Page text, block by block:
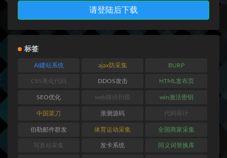
请登陆后下载
标签
AI建站系统 ajax防采集 BURP
CSS美化代码 DDOS攻击 HTML发布页
SEO优化 web路径扫描 win激活密钥
中国菜刀 亲测源码 代码审计
伯勒邮件群发 体育运动采集 全国商家采集
写真站采集 发卡系统 同义词替换库